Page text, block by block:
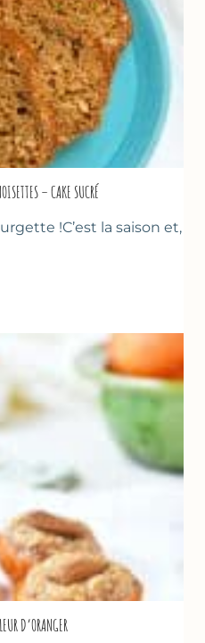
– CAKE SUCRÉ
!C’est la saison et,
D’ORANGER